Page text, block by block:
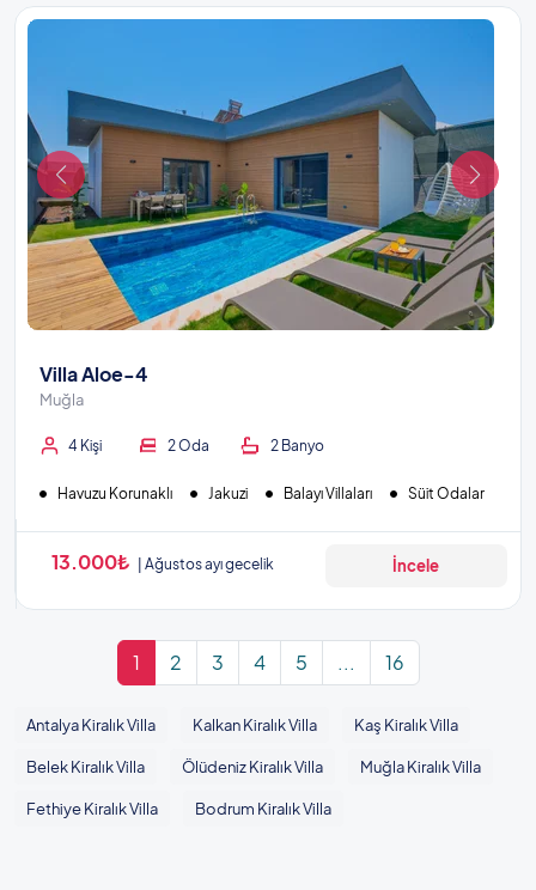
Villa Aloe-4
Muğla
4 Kişi 2 Oda 2 Banyo
Havuzu Korunaklı Jakuzi Balayı Villaları Süit Odalar
13.000₺ Ağustos ayı gecelik İncele
1 2 3 4 5 ... 16
Antalya Kiralık Villa Kalkan Kiralık Villa Kaş Kiralık Villa
Belek Kiralık Villa Ölüdeniz Kiralık Villa Muğla Kiralık Villa
Fethiye Kiralık Villa Bodrum Kiralık Villa